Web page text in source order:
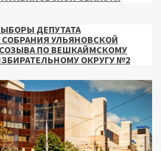
ДЕПУТАТА
УЛЬЯНОВСКОЙ
ПО ВЕШКАЙМСКОМУ
ОКРУГУ №2